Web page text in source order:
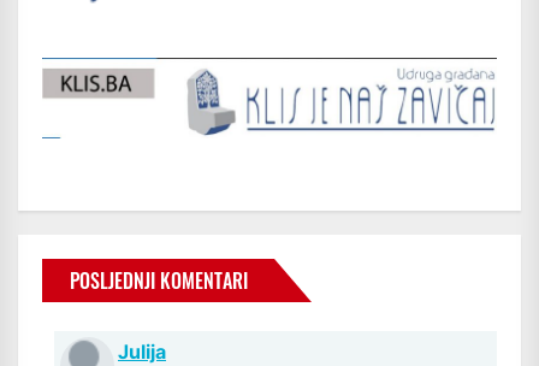
POSLJEDNJI KOMENTARI
Julija